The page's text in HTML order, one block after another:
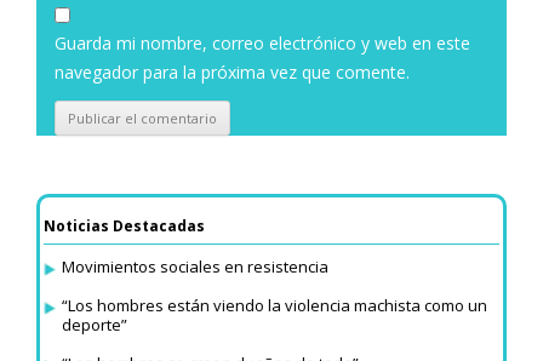
Guarda mi nombre, correo electrónico y web en este
navegador para la próxima vez que comente.
Noticias Destacadas
Movimientos sociales en resistencia
“Los hombres están viendo la violencia machista como un
deporte”